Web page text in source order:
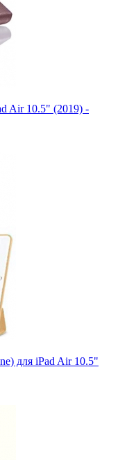
Air 10.5" (2019) -
для iPad Air 10.5"